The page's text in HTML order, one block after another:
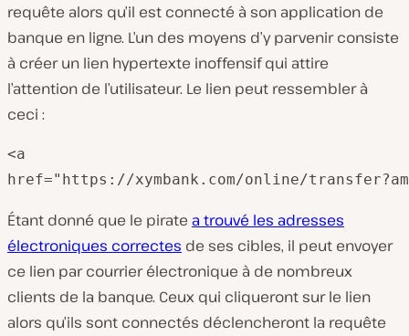
requête alors qu’il est connecté à son application de
banque en ligne. L’un des moyens d’y parvenir consiste
à créer un lien hypertexte inoffensif qui attire
l’attention de l’utilisateur. Le lien peut ressembler à
ceci :
<a
href="https://xymbank.com/online/
Étant donné que le pirate a trouvé les adresses
électroniques correctes de ses cibles, il peut envoyer
ce lien par courrier électronique à de nombreux
clients de la banque. Ceux qui cliqueront sur le lien
alors qu’ils sont connectés déclencheront la requête